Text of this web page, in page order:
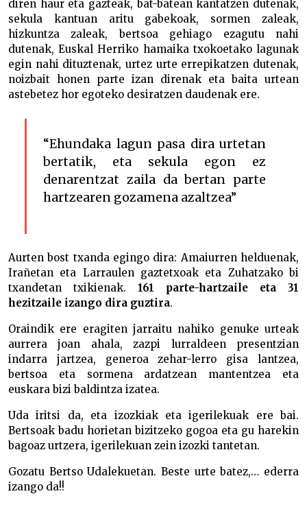
diren haur eta gazteak, bat-batean kantatzen dutenak,
sekula kantuan aritu gabekoak, sormen zaleak,
hizkuntza zaleak, bertsoa gehiago ezagutu nahi
dutenak, Euskal Herriko hamaika txokoetako lagunak
egin nahi dituztenak, urtez urte errepikatzen dutenak,
noizbait honen parte izan direnak eta baita urtean
astebetez hor egoteko desiratzen daudenak ere.
“Ehundaka lagun pasa dira urtetan
bertatik, eta sekula egon ez
denarentzat zaila da bertan parte
hartzearen gozamena azaltzea”
Aurten bost txanda egingo dira: Amaiurren helduenak,
Irañetan eta Larraulen gaztetxoak eta Zuhatzako bi
txandetan txikienak. 161 parte-hartzaile eta 31
hezitzaile izango dira guztira.
Oraindik ere eragiten jarraitu nahiko genuke urteak
aurrera joan ahala, zazpi lurraldeen presentzian
indarra jartzea, generoa zehar-lerro gisa lantzea,
bertsoa eta sormena ardatzean mantentzea eta
euskara bizi baldintza izatea.
Uda iritsi da, eta izozkiak eta igerilekuak ere bai.
Bertsoak badu horietan bizitzeko gogoa eta gu harekin
bagoaz urtzera, igerilekuan zein izozki tantetan.
Gozatu Bertso Udalekuetan. Beste urte batez,… ederra
izango da!!